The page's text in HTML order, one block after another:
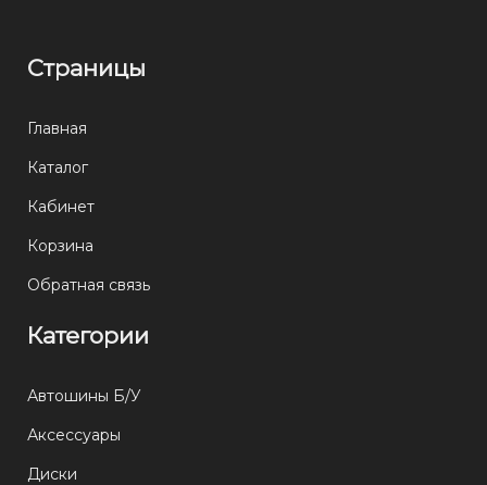
Страницы
Главная
Каталог
Кабинет
Корзина
Обратная связь
Категории
Автошины Б/У
Аксессуары
Диски